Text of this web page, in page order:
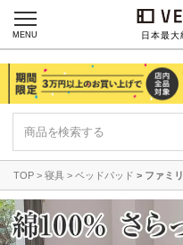
日本最大
MENU
TOP 寝具 ベッドパッド ファミ